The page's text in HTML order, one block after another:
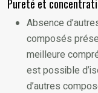
Pureté et
Absence
composés
meilleure
est possible
d’autres